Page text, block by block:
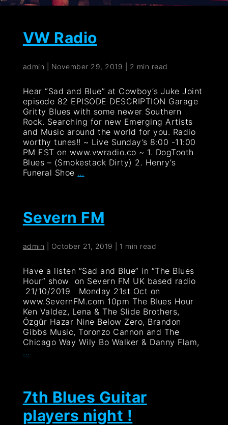
VW Radio
admin November 29, 2019 2 min read
Hear “Sad and Blue” at Cowboy’s Juke Joint
episode 82 EPISODE DESCRIPTION Garage
Gritty Blues with some newer Southern
Rock. Searching for new Emerging Artists
and Music around the world for you. Radio
worthy tunes!! ~ Live Sunday’s 8:00 -11:00
PM EST on www.vwradio.co ~ 1. DogTooth
Blues – (Smokestack Dirty) 2. Henry’s
Funeral Shoe …
Severn FM
admin October 21, 2019 1 min read
Have a listen “Sad and Blue” in “The Blues
Hour” show on Severn FM UK based radio
21/10/2019 Monday 21st Oct on
www.SevernFM.com 10pm The Blues Hour
Ken Valdez, Lena & The Slide Brothers,
Özgür Hazar Nine Below Zero, Brandon
Gibbs Music, Toronzo Cannon and The
Chicago Way Wily Bo Walker & Danny Flam,
…
7th Blues Guitar
players night !